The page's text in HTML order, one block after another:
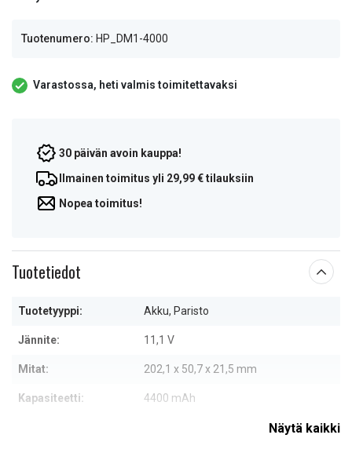
Tuotenumero: HP_DM1-4000
Varastossa, heti valmis toimitettavaksi
30 päivän avoin kauppa!
Ilmainen toimitus yli 29,99 € tilauksiin
Nopea toimitus!
Tuotetiedot
Tuotetyyppi: Akku, Paristo
Jännite: 11,1 V
Mitat: 202,1 x 50,7 x 21,5 mm
Kapasiteetti: 4400 mAh
Näytä kaikki